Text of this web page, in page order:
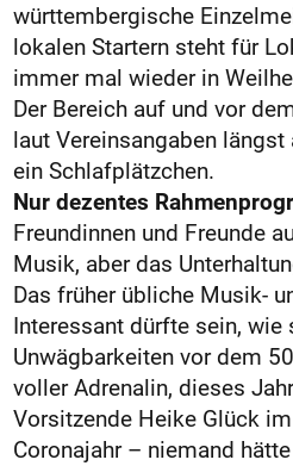
württembergische
lokalen Startern steht für
immer mal wieder in
Der Bereich auf und vor
laut Vereinsangaben
ein Schlafplätzchen.
Nur dezentes
Freundinnen und Freunde
Musik, aber das
Das früher übliche Musik-
Interessant dürfte sein,
Unwägbarkeiten vor dem
voller Adrenalin, dieses
Vorsitzende Heike Glück
Coronajahr – niemand